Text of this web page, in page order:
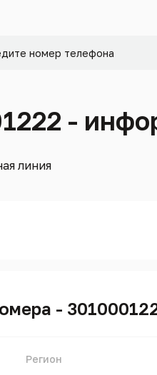
-
линия
-
Регион